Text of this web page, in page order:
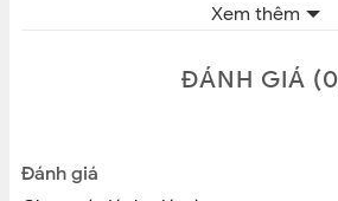
Thông số kỹ thuật giường spa vali
+ Kích thước gấp: DxRxC: 90*60*20
+ Màu Sắc : Đen luôn sẵn hàng, và
Xem thêm
ĐÁNH GIÁ
Đánh giá